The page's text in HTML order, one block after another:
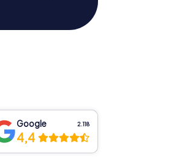
Google 2.118
4,4